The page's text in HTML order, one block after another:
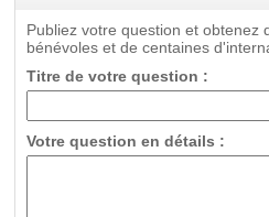
Publiez votre question et obtenez
bénévoles et de centaines
Titre de votre question :
Votre question en détails :